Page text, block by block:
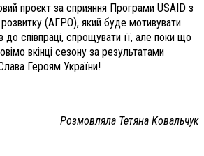
проєкт за сприяння Програми USAID з
розвитку (АГРО), який буде мотивувати
співпраці, спрощувати її, але поки що
вкінці сезону за результатами
Героям України!
Розмовляла Тетяна Ковальчук